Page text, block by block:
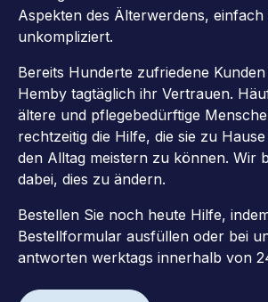
Aspekten des Älterwerdens, einfach
unkompliziert.
Bereits Hunderte zufriedene
Hemby tagtäglich ihr Vertrauen.
ältere und pflegebedürftige
rechtzeitig die Hilfe, die sie zu
den Alltag meistern zu können. Wir
dabei, dies zu ändern.
Bestellen Sie noch heute Hilfe,
Bestellformular ausfüllen oder bei
antworten werktags innerhalb von